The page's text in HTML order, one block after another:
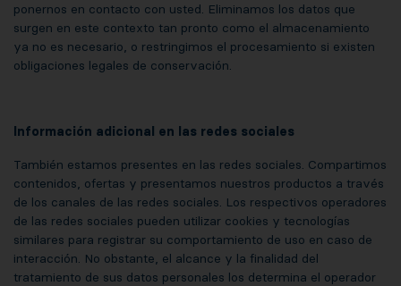
ponernos en contacto con usted. Eliminamos los datos que
surgen en este contexto tan pronto como el almacenamiento
ya no es necesario, o restringimos el procesamiento si existen
obligaciones legales de conservación.
Información adicional en las redes sociales
También estamos presentes en las redes sociales. Compartimos
contenidos, ofertas y presentamos nuestros productos a través
de los canales de las redes sociales. Los respectivos operadores
de las redes sociales pueden utilizar cookies y tecnologías
similares para registrar su comportamiento de uso en caso de
interacción. No obstante, el alcance y la finalidad del
tratamiento de sus datos personales los determina el operador